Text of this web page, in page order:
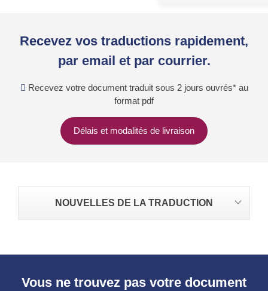
Recevez vos traductions rapidement,
par email et par courrier.
Recevez votre document traduit sous 2 jours ouvrés* au
format pdf
Délais et modalités de livraison
NOUVELLES DE LA TRADUCTION
Vous ne trouvez pas votre document